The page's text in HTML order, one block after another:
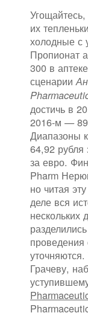
их
холодные с
Пропионат
300 в
сценарии
достичь в
2016-м —
Диапазоны
64,92
за евро.
Pharm
но читая
деле вся
нескольких
Грачеву,